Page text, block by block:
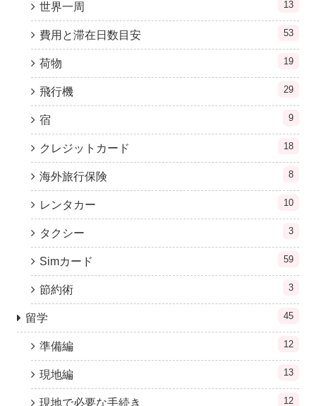
世界一周 13
費用と滞在日数目安 53
荷物 19
飛行機 29
宿 9
クレジットカード 18
海外旅行保険 8
レンタカー 10
タクシー 3
Simカード 59
節約術 3
留学 45
準備編 12
現地編 13
現地で必要な手続き 12